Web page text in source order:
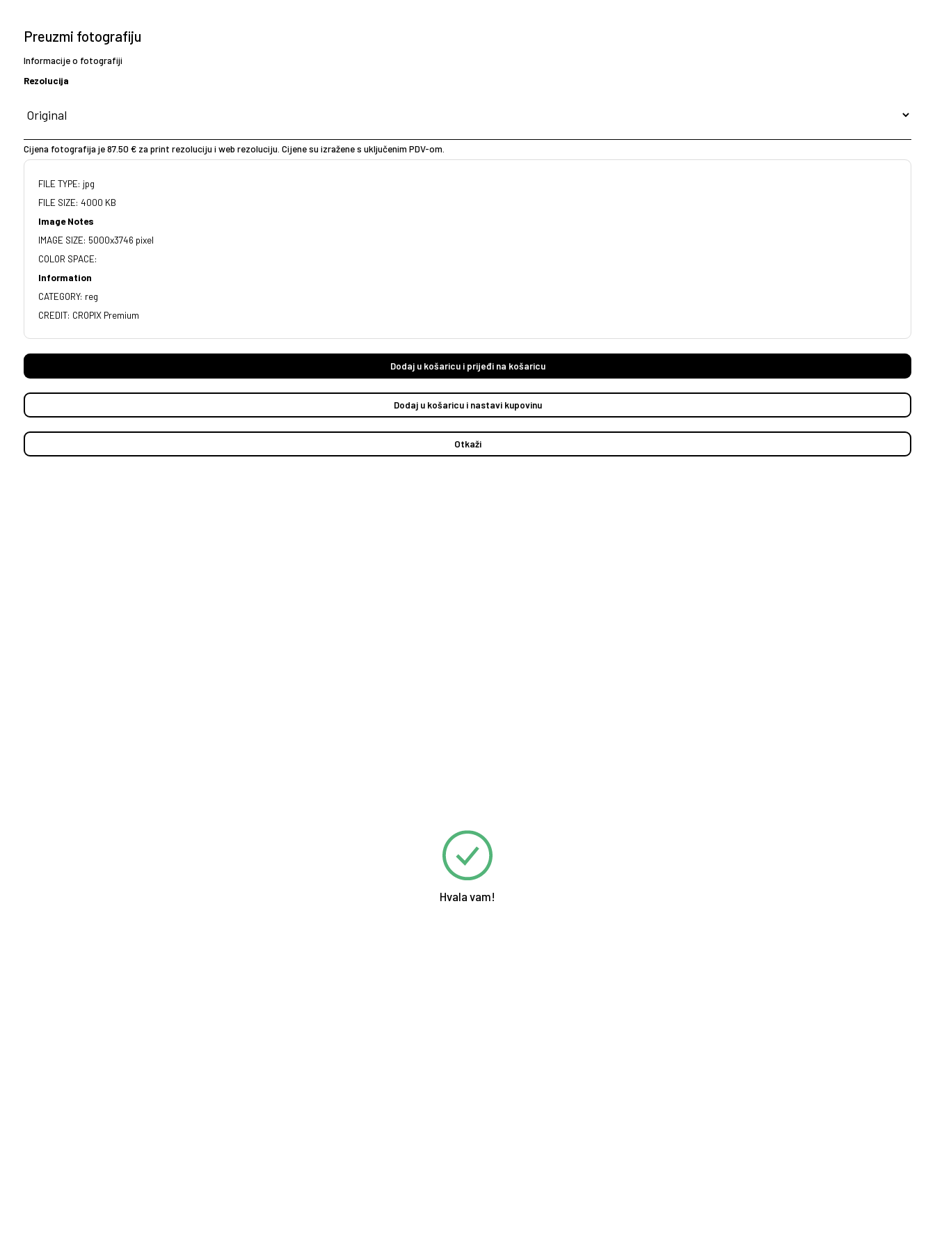
Preuzmi fotografiju
Informacije o fotografiji
Rezolucija
Cijena fotografija je 87.50 € za print rezoluciju i web rezoluciju. Cijene su izražene s uključenim PDV-om.
FILE TYPE: jpg
FILE SIZE: 4000 KB
Image Notes
IMAGE SIZE: 5000x3746 pixel
COLOR SPACE:
Information
CATEGORY: reg
CREDIT: CROPIX Premium
Dodaj u košaricu i prijeđi na košaricu
Dodaj u košaricu i nastavi kupovinu
Otkaži
Hvala vam!